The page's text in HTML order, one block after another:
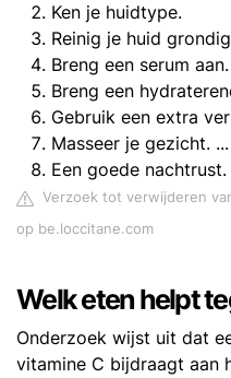
Ken je huidtype.
Reinig je huid
Breng een serum
Breng een
Gebruik een extra
Masseer je gezicht. ...
Een goede nachtrust.
Verzoek tot verwijderen
op be.loccitane.com
Welk eten helpt
Onderzoek wijst uit dat
vitamine C bijdraagt aan